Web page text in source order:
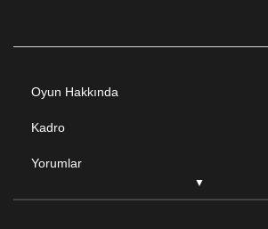
Oyun Hakkında
Kadro
Yorumlar